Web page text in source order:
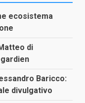
ecosistema
di
Baricco:
divulgativo